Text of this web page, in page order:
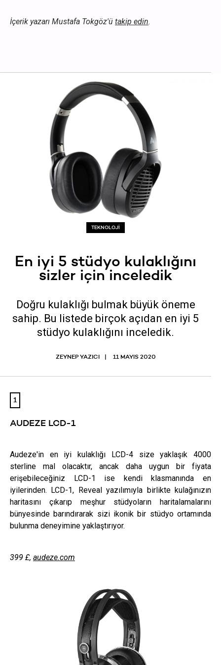
İçerik yazarı Mustafa Tokgöz'ü takip edin.
TEKNOLOJİ
En iyi 5 stüdyo kulaklığını
sizler için inceledik
Doğru kulaklığı bulmak büyük öneme
sahip. Bu listede birçok açıdan en iyi 5
stüdyo kulaklığını inceledik.
ZEYNEP YAZICI 11 MAYIS 2020
1
AUDEZE LCD-1
Audeze'in en iyi kulaklığı LCD-4 size yaklaşık 4000
sterline mal olacaktır, ancak daha uygun bir fiyata
erişebileceğiniz LCD-1 ise kendi klasmanında en
iyilerinden. LCD-1, Reveal yazılımıyla birlikte kulağınızın
haritasını çıkarıp meşhur stüdyoların haritalamalarını
bünyesinde barındırarak sizi ikonik bir stüdyo ortamında
bulunma deneyimine yaklaştırıyor.
399 £, audeze.com